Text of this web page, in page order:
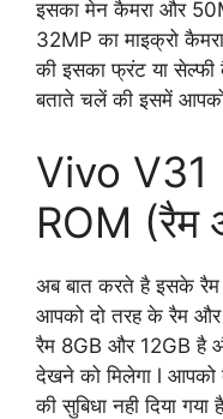
इसका मेन कैमरा और
32MP का माइक्रो
की इसका फ्रंट या सेल्फी
बताते चलें की इसमें आपको
Vivo V31
ROM (रैम
अब बात करते है इसके रैम
आपको दो तरह के रैम और
रैम 8GB और 12GB है
देखने को मिलेगा l आपको
की सुबिधा नही दिया